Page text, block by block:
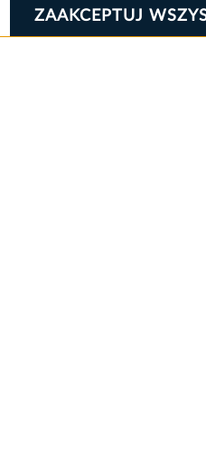
ZAAKCEPTUJ